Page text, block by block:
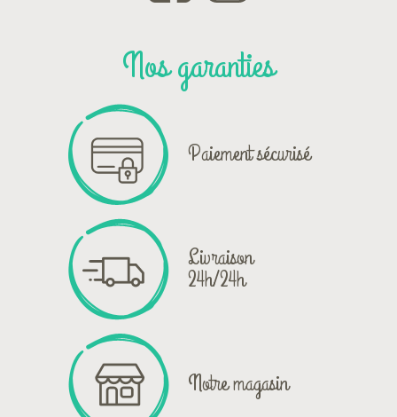
Nos garanties
Paiement sécurisé
Livraison
24h/24h
Notre magasin